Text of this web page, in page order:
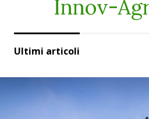
Innov-
Ultimi articoli